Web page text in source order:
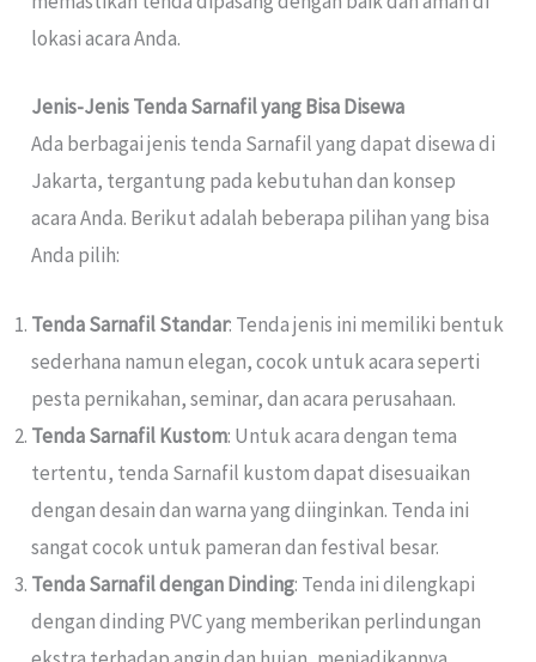
lokasi acara Anda.
Jenis-Jenis Tenda Sarnafil yang Bisa Disewa
Ada berbagai jenis tenda Sarnafil yang dapat disewa di
Jakarta, tergantung pada kebutuhan dan konsep
acara Anda. Berikut adalah beberapa pilihan yang bisa
Anda pilih:
Tenda Sarnafil Standar: Tenda jenis ini memiliki bentuk
sederhana namun elegan, cocok untuk acara seperti
pesta pernikahan, seminar, dan acara perusahaan.
Tenda Sarnafil Kustom: Untuk acara dengan tema
tertentu, tenda Sarnafil kustom dapat disesuaikan
dengan desain dan warna yang diinginkan. Tenda ini
sangat cocok untuk pameran dan festival besar.
Tenda Sarnafil dengan Dinding: Tenda ini dilengkapi
dengan dinding PVC yang memberikan perlindungan